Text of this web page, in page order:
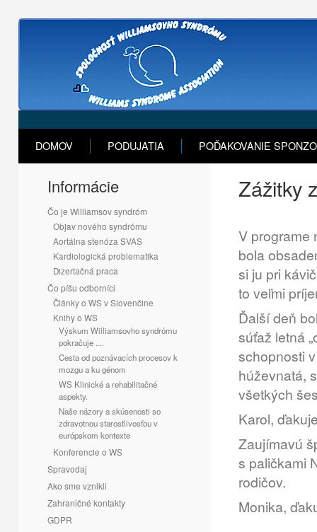
DOMOV PODUJATIA POĎAKOVANIE
Informácie
Čo je Williamsov syndróm
Objav nového syndrómu
Aortálna stenóza SVAS
Kardiologická problematika
Dizertačná praca
Čo píšu odborníci
Články o WS v Slovenčine
Knihy o WS
Výskum Williamsovho syndrómu
pokračuje ....
Cesta od poznávacích procesov k
mozgu a ku génom
WS Klinické a rehabilitačné
aspekty.
Naše názory a skúsenosti so
zdravotnou starostlivosťou v
európskom kontexte
Konferencie o WS
Spravodaj
Ako sme vznikli
Zahraničné kontakty
GDPR
Zážitky
V programe
bola
si ju pri
to veľmi
Ďalší deň
súťaž letná
schopnosti
húževnatá,
všetkých
Karol,
Zaujímavú
s paličkami
rodičov.
Monika,